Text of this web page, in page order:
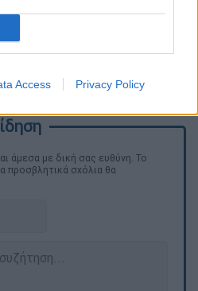
Access Privacy Policy
τουJohnson
που τον είδε
του πριν το πόδι του
άμεσα με δική σας ευθύνη. Το
προσβλητικά σχόλια θα